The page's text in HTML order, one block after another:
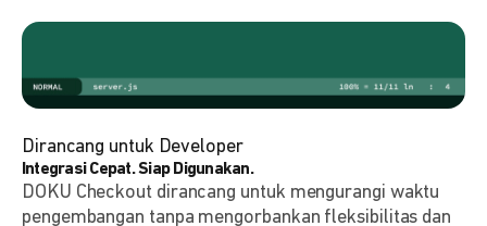
Dirancang untuk Developer
Integrasi Cepat. Siap Digunakan.
DOKU Checkout dirancang untuk mengurangi waktu
pengembangan tanpa mengorbankan fleksibilitas dan